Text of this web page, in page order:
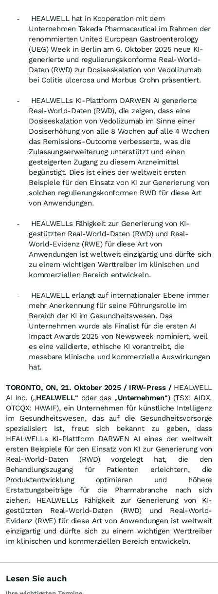
-
HEALWELL hat in Kooperation mit dem
Unternehmen Takeda Pharmaceutical im Rahmen der
renommierten United European Gastroenterology
(UEG) Week in Berlin am 6. Oktober 2025 neue KI-
generierte und regulierungskonforme Real-World-
Daten (RWD) zur Dosiseskalation von Vedolizumab
bei Colitis ulcerosa und Morbus Crohn präsentiert.
-
HEALWELLs KI-Plattform DARWEN AI generierte
Real-World-Daten (RWD), die zeigen, dass eine
Dosiseskalation von Vedolizumab im Sinne einer
Dosiserhöhung von alle 8 Wochen auf alle 4 Wochen
das Remissions-Outcome verbesserte, was die
Zulassungserweiterung unterstützt und einen
gesteigerten Zugang zu diesem Arzneimittel
begünstigt. Dies ist eines der weltweit ersten
Beispiele für den Einsatz von KI zur Generierung von
solchen regulierungskonformen RWD für diese Art
von Anwendungen.
-
HEALWELLs Fähigkeit zur Generierung von KI-
gestützten Real-World-Daten (RWD) und Real-
World-Evidenz (RWE) für diese Art von
Anwendungen ist weltweit einzigartig und dürfte sich
zu einem wichtigen Werttreiber im klinischen und
kommerziellen Bereich entwickeln.
-
HEALWELL erlangt auf internationaler Ebene immer
mehr Anerkennung für seine Führungsrolle im
Bereich der KI im Gesundheitswesen. Das
Unternehmen wurde als Finalist für die ersten AI
Impact Awards 2025 von Newsweek nominiert, weil
es eine validierte, ethische KI vorantreibt, die
messbare klinische und kommerzielle Auswirkungen
hat.
TORONTO, ON, 21. Oktober 2025 / IRW-Press / HEALWELL
AI Inc. („HEALWELL“ oder das „Unternehmen“) (TSX: AIDX,
OTCQX: HWAIF), ein Unternehmen für künstliche Intelligenz
im Gesundheitswesen, das auf die Gesundheitsvorsorge
spezialisiert ist, freut sich bekannt zu geben, dass
HEALWELLs KI-Plattform DARWEN AI eines der weltweit
ersten Beispiele für den Einsatz von KI zur Generierung von
Real-World-Daten (RWD) vorgelegt hat, die den
Behandlungszugang für Patienten erleichtern, die
Produktentwicklung optimieren und höhere
Erstattungsbeiträge für die Pharmabranche nach sich
ziehen. HEALWELLs Fähigkeit zur Generierung von KI-
gestützten Real-World-Daten (RWD) und Real-World-
Evidenz (RWE) für diese Art von Anwendungen ist weltweit
einzigartig und dürfte sich zu einem wichtigen Werttreiber
im klinischen und kommerziellen Bereich entwickeln.
Lesen Sie auch